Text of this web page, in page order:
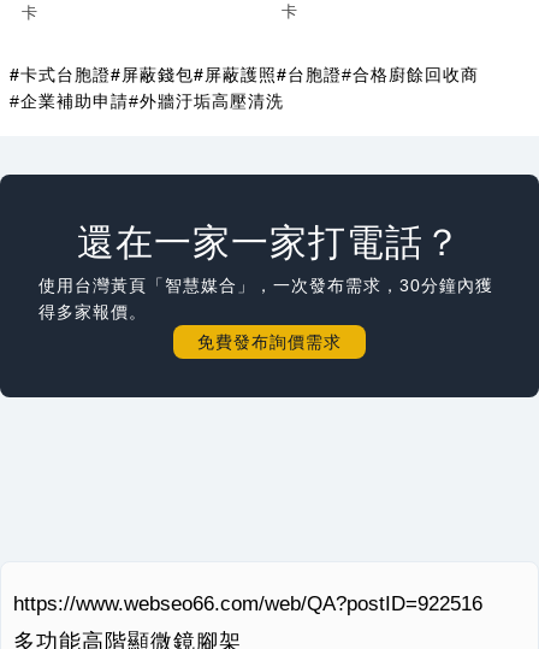
卡
卡
#卡式台胞證#屏蔽錢包#屏蔽護照#台胞證#合格廚餘回收商
#企業補助申請#外牆汙垢高壓清洗
還在一家一家打電話？
使用台灣黃頁「智慧媒合」，一次發布需求，30分鐘內獲
得多家報價。
免費發布詢價需求
https://www.webseo66.com/web/QA?postID=922516
多功能高階顯微鏡腳架